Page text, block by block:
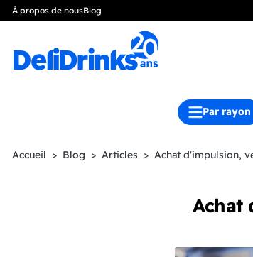
À propos de nousBlog
Par rayon
Accueil Blog Articles Achat d'impulsion,
Achat